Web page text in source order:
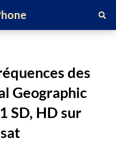
des
Geographic
SD, HD sur